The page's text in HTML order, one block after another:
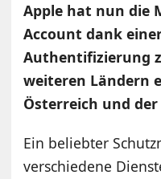
Apple hat nun die
Account dank
Authentifizierung
weiteren Ländern
Österreich und der
Ein beliebter
verschiedene